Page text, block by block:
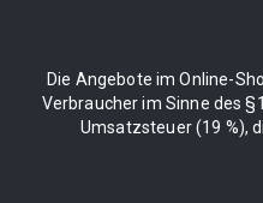
Die Angebote im Online-
Verbraucher im Sinne des
Umsatzsteuer (19 %),